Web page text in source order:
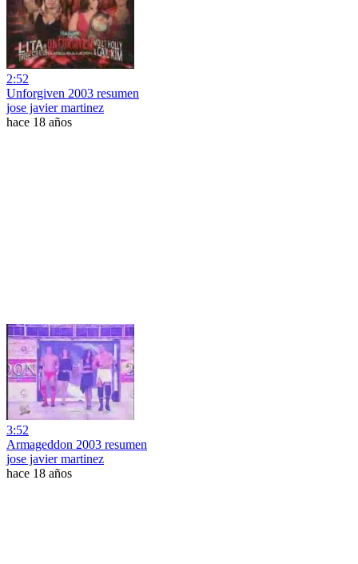
2:52
Unforgiven 2003 resumen
jose javier martinez
hace 18 años
3:52
Armageddon 2003 resumen
jose javier martinez
hace 18 años